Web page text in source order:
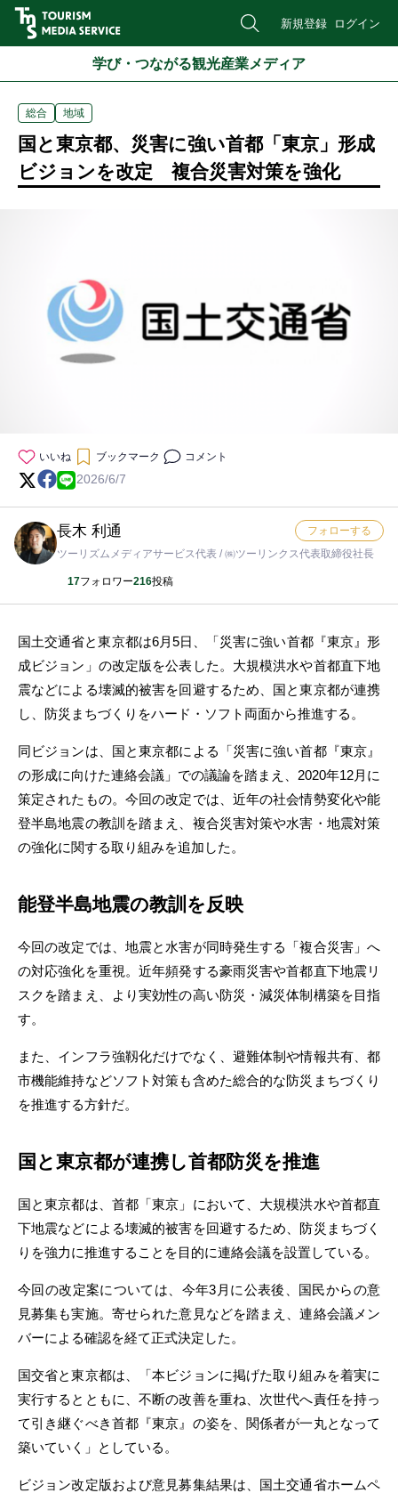
新規登録 ログイン
学び・つながる観光産業メディア
総合 地域
国と東京都、災害に強い首都「東京」形成
ビジョンを改定 複合災害対策を強化
いいね ブックマーク コメント
2026/6/7
長木 利通
ツーリズムメディアサービス代表 / ㈱ツーリンクス代表取締役社長
17フォロワー216投稿
フォローする
国土交通省と東京都は6月5日、「災害に強い首都『東京』形
成ビジョン」の改定版を公表した。大規模洪水や首都直下地
震などによる壊滅的被害を回避するため、国と東京都が連携
し、防災まちづくりをハード・ソフト両面から推進する。
同ビジョンは、国と東京都による「災害に強い首都『東京』
の形成に向けた連絡会議」での議論を踏まえ、2020年12月に
策定されたもの。今回の改定では、近年の社会情勢変化や能
登半島地震の教訓を踏まえ、複合災害対策や水害・地震対策
の強化に関する取り組みを追加した。
能登半島地震の教訓を反映
今回の改定では、地震と水害が同時発生する「複合災害」へ
の対応強化を重視。近年頻発する豪雨災害や首都直下地震リ
スクを踏まえ、より実効性の高い防災・減災体制構築を目指
す。
また、インフラ強靱化だけでなく、避難体制や情報共有、都
市機能維持などソフト対策も含めた総合的な防災まちづくり
を推進する方針だ。
国と東京都が連携し首都防災を推進
国と東京都は、首都「東京」において、大規模洪水や首都直
下地震などによる壊滅的被害を回避するため、防災まちづく
りを強力に推進することを目的に連絡会議を設置している。
今回の改定案については、今年3月に公表後、国民からの意
見募集も実施。寄せられた意見などを踏まえ、連絡会議メン
バーによる確認を経て正式決定した。
国交省と東京都は、「本ビジョンに掲げた取り組みを着実に
実行するとともに、不断の改善を重ね、次世代へ責任を持っ
て引き継ぐべき首都『東京』の姿を、関係者が一丸となって
築いていく」としている。
ビジョン改定版および意見募集結果は、国土交通省ホームペ